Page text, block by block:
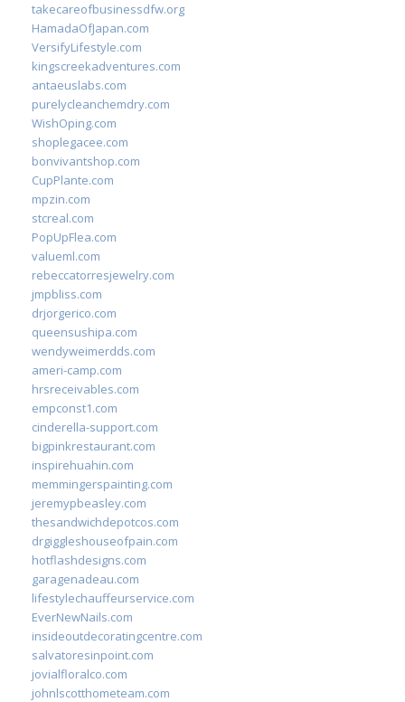
takecareofbusinessdfw.org
HamadaOfJapan.com
VersifyLifestyle.com
kingscreekadventures.com
antaeuslabs.com
purelycleanchemdry.com
WishOping.com
shoplegacee.com
bonvivantshop.com
CupPlante.com
mpzin.com
stcreal.com
PopUpFlea.com
valueml.com
rebeccatorresjewelry.com
jmpbliss.com
drjorgerico.com
queensushipa.com
wendyweimerdds.com
ameri-camp.com
hrsreceivables.com
empconst1.com
cinderella-support.com
bigpinkrestaurant.com
inspirehuahin.com
memmingerspainting.com
jeremypbeasley.com
thesandwichdepotcos.com
drgiggleshouseofpain.com
hotflashdesigns.com
garagenadeau.com
lifestylechauffeurservice.com
EverNewNails.com
insideoutdecoratingcentre.com
salvatoresinpoint.com
jovialfloralco.com
johnlscotthometeam.com